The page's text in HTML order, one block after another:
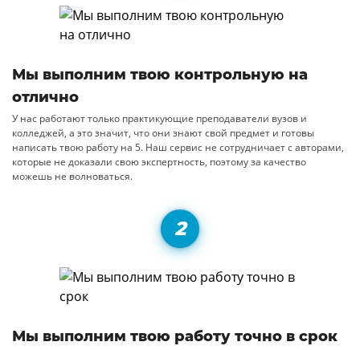
Мы выполним твою контрольную на
отлично
У нас работают только практикующие преподаватели вузов и
колледжей, а это значит, что они знают свой предмет и готовы
написать твою работу на 5. Наш сервис не сотрудничает с авторами,
которые не доказали свою экспертность, поэтому за качество
можешь не волноваться.
Мы выполним твою работу точно в срок